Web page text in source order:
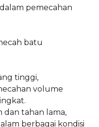
pemecahan
batu
tinggi,
volume
tahan lama,
berbagai kondisi